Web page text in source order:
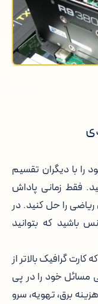
را با دیگران تقسیم
فقط زمانی پاداش
ریاضی را حل کنید. در
که بتوانید
گرافیک بالاتر از
مسائل خود را در پی
برق، تهویه، سرو